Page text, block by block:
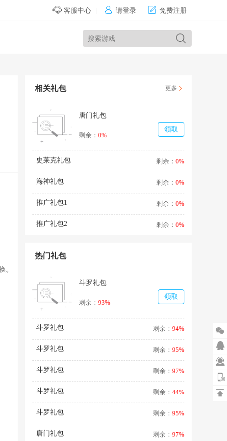
客服中心  请登录  免费注册
。
更多
相关礼包
唐门礼包
剩余： 0%
领取
史莱克礼包 剩余： 0%
海神礼包 剩余： 0%
推广礼包1 剩余： 0%
推广礼包2 剩余： 0%
热门礼包
斗罗礼包
剩余： 93%
领取
斗罗礼包 剩余： 94%
斗罗礼包 剩余： 95%
斗罗礼包 剩余： 97%
斗罗礼包 剩余： 44%
斗罗礼包 剩余： 95%
唐门礼包 剩余： 97%




